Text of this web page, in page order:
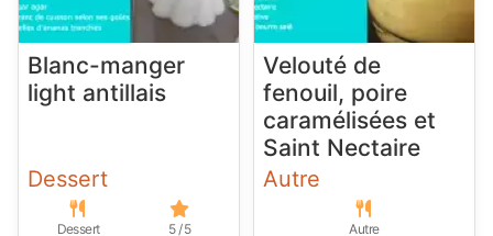
Blanc-manger
light antillais
Dessert
Dessert 5 / 5
Velouté de
fenouil, poire
caramélisées et
Saint Nectaire
Autre
Autre